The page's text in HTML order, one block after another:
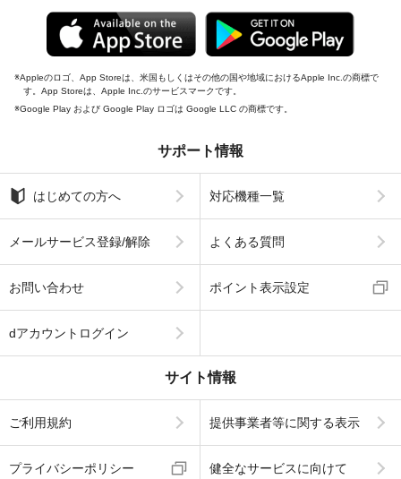
Appleのロゴ、App Storeは、米国もしくはその他の国や地域におけるApple Inc.の商標で
す。App Storeは、Apple Inc.のサービスマークです。
Google Play および Google Play ロゴは Google LLC の商標です。
サポート情報
はじめての方へ 対応機種一覧
メールサービス登録/解除 よくある質問
お問い合わせ ポイント表示設定
dアカウントログイン
サイト情報
ご利用規約 提供事業者等に関する表示
プライバシーポリシー 健全なサービスに向けて